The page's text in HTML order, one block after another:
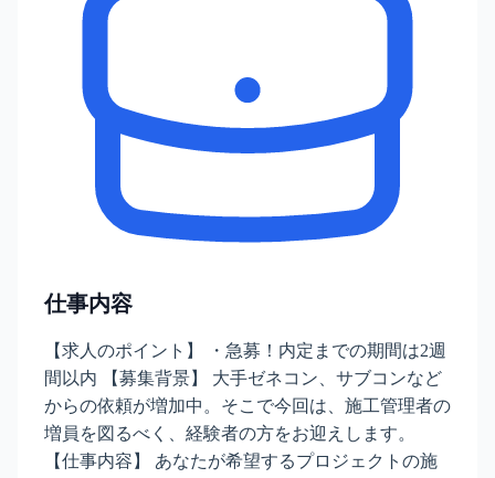
仕事内容
【求人のポイント】 ・急募！内定までの期間は2週
間以内 【募集背景】 大手ゼネコン、サブコンなど
からの依頼が増加中。そこで今回は、施工管理者の
増員を図るべく、経験者の方をお迎えします。
【仕事内容】 あなたが希望するプロジェクトの施